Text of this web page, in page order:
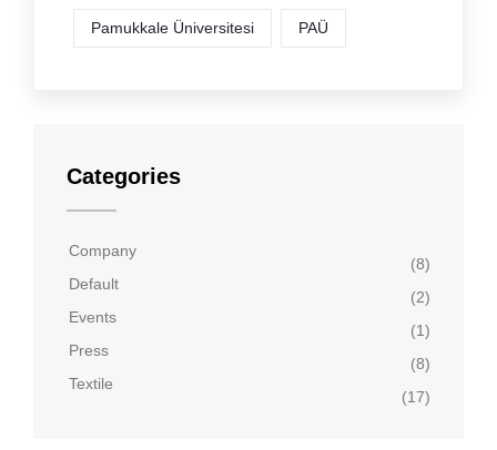
Pamukkale Üniversitesi PAÜ
Categories
Company
(8)
Default
(2)
Events
(1)
Press
(8)
Textile
(17)